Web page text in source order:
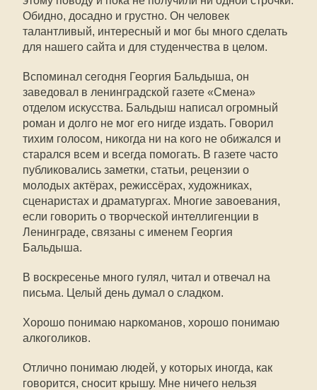
Обидно, досадно и грустно. Он человек
талантливый, интересный и мог бы много сделать
для нашего сайта и для студенчества в целом.
Вспоминал сегодня Георгия Бальдыша, он
заведовал в ленинградской газете «Смена»
отделом искусства. Бальдыш написал огромный
роман и долго не мог его нигде издать. Говорил
тихим голосом, никогда ни на кого не обижался и
старался всем и всегда помогать. В газете часто
публиковались заметки, статьи, рецензии о
молодых актёрах, режиссёрах, художниках,
сценаристах и драматургах. Многие завоевания,
если говорить о творческой интеллигенции в
Ленинграде, связаны с именем Георгия
Бальдыша.
В воскресенье много гулял, читал и отвечал на
письма. Целый день думал о сладком.
Хорошо понимаю наркоманов, хорошо понимаю
алкоголиков.
Отлично понимаю людей, у которых иногда, как
говорится, сносит крышу. Мне ничего нельзя